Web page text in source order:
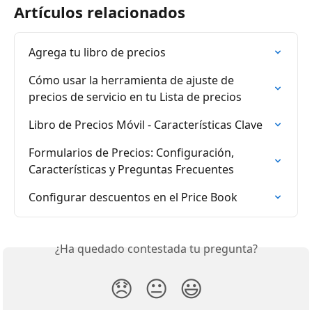
Artículos relacionados
Agrega tu libro de precios
Cómo usar la herramienta de ajuste de
precios de servicio en tu Lista de precios
Libro de Precios Móvil - Características Clave
Formularios de Precios: Configuración,
Características y Preguntas Frecuentes
Configurar descuentos en el Price Book
¿Ha quedado contestada tu pregunta?
😞 😐 😃